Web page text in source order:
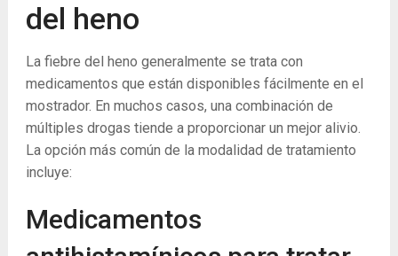
del heno
La fiebre del heno generalmente se trata con
medicamentos que están disponibles fácilmente en el
mostrador. En muchos casos, una combinación de
múltiples drogas tiende a proporcionar un mejor alivio.
La opción más común de la modalidad de tratamiento
incluye:
Medicamentos